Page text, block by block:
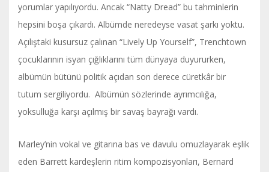
yorumlar yapılıyordu. Ancak “Natty Dread” bu tahminlerin
hepsini boşa çıkardı. Albümde neredeyse vasat şarkı yoktu.
Açılıştaki kusursuz çalınan “Lively Up Yourself”, Trenchtown
çocuklarının isyan çığlıklarını tüm dünyaya duyururken,
albümün bütünü politik açıdan son derece cüretkâr bir
tutum sergiliyordu. Albümün sözlerinde ayrımcılığa,
yoksulluğa karşı açılmış bir savaş bayrağı vardı.
Marley’nin vokal ve gitarına bas ve davulu omuzlayarak eşlik
eden Barrett kardeşlerin ritim kompozisyonları, Bernard